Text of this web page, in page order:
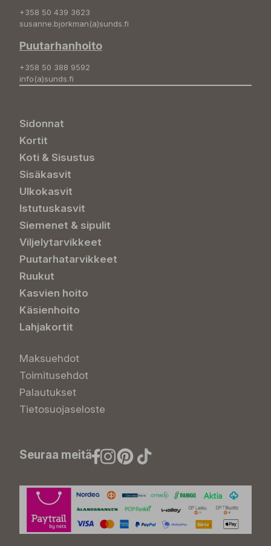
+358 50 439 3623
susanne.bjorkman(a)sunds.fi
Puutarhanhoito
+358 50 388 9592
info(a)sunds.fi
Sidonnat
Kortit
Koti & Sisustus
Sisäkasvit
Ulkokasvit
Istutuskasvit
Siemenet & sipulit
Viljelytarvikkeet
Puutarhatarvikkeet
Ruukut
Kasvien hoito
Käsienhoito
Lahjakortit
Maksuehdot
Toimitusehdot
Palautukset
Tietosuojaseloste
Seuraa meitä